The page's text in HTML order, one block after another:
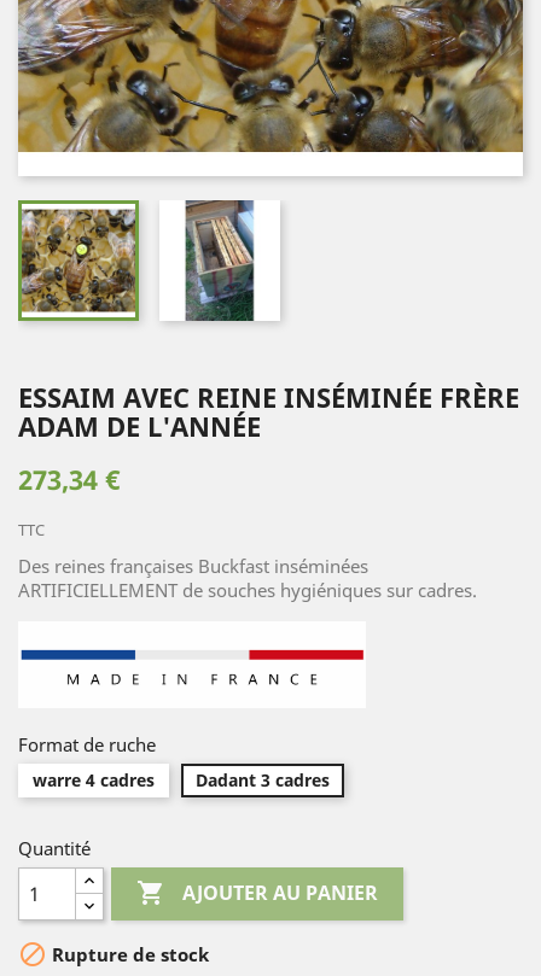
ESSAIM AVEC REINE INSÉMINÉE FRÈRE
ADAM DE L'ANNÉE
273,34 €
TTC
Des reines françaises Buckfast inséminées
ARTIFICIELLEMENT de souches hygiéniques sur cadres.
Format de ruche
warre 4 cadres Dadant 3 cadres
Quantité
 AJOUTER AU PANIER
 Rupture de stock